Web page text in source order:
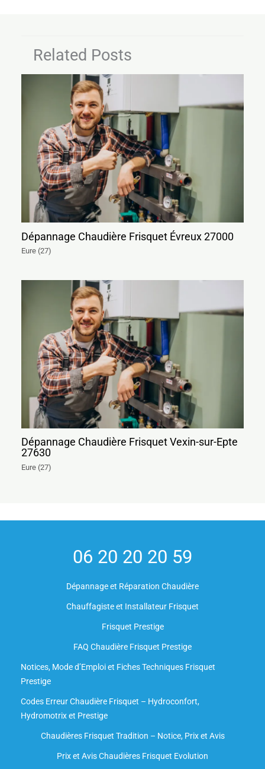
Related Posts
Dépannage Chaudière Frisquet Évreux 27000
Eure (27)
Dépannage Chaudière Frisquet Vexin-sur-Epte
27630
Eure (27)
06 20 20 20 59
Dépannage et Réparation Chaudière
Chauffagiste et Installateur Frisquet
Frisquet Prestige
FAQ Chaudière Frisquet Prestige
Notices, Mode d’Emploi et Fiches Techniques Frisquet
Prestige
Codes Erreur Chaudière Frisquet – Hydroconfort,
Hydromotrix et Prestige
Chaudières Frisquet Tradition – Notice, Prix et Avis
Prix et Avis Chaudières Frisquet Evolution